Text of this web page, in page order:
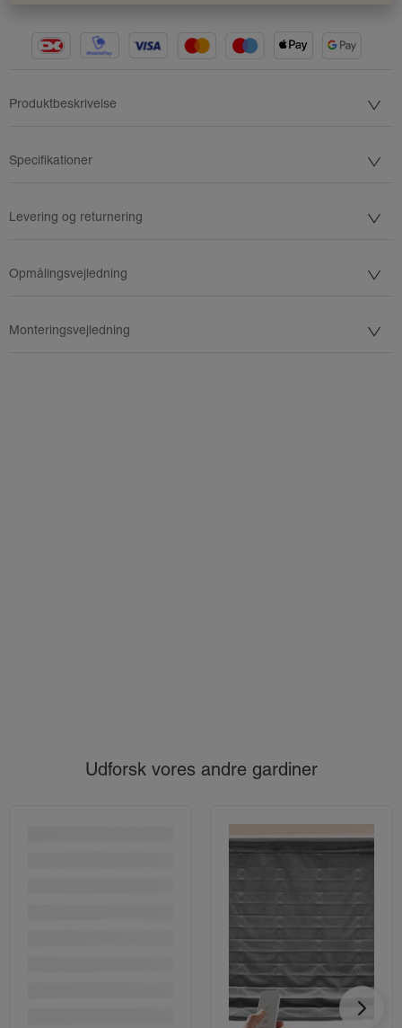
Produktbeskrivelse
Specifikationer
Levering og returnering
Opmålingsvejledning
Monteringsvejledning
Udforsk vores andre gardiner